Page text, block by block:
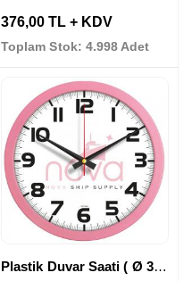
376,00 TL + KDV
Toplam Stok: 4.998 Adet
Plastik Duvar Saati ( Ø 35 cm )